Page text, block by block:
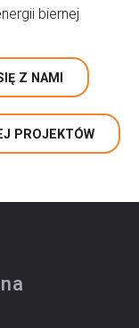
biernej
Z NAMI
PROJEKTÓW